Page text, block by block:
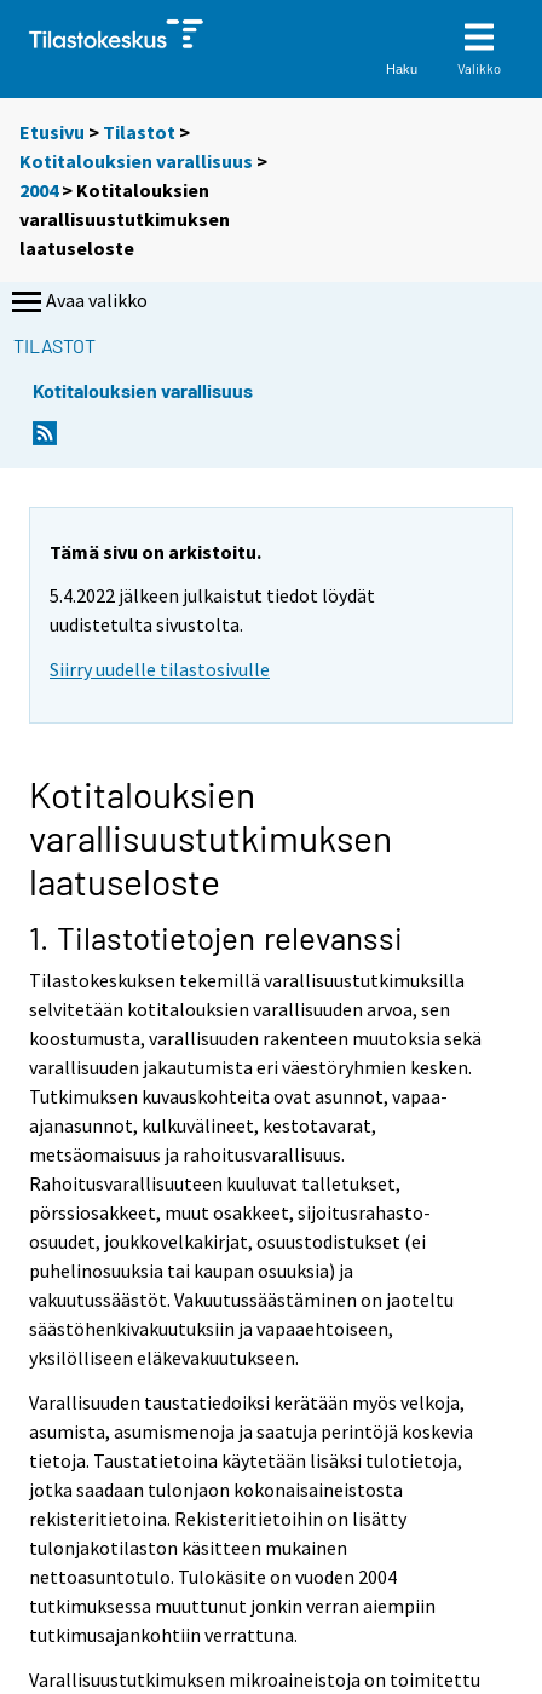
Haku Valikko
Etusivu > Tilastot >
Kotitalouksien varallisuus >
2004> Kotitalouksien
varallisuustutkimuksen
laatuseloste
Avaa valikko
TILASTOT
Kotitalouksien varallisuus
Tämä sivu on arkistoitu.
5.4.2022 jälkeen julkaistut tiedot löydät
uudistetulta sivustolta.
Siirry uudelle tilastosivulle
Kotitalouksien
varallisuustutkimuksen
laatuseloste
1. Tilastotietojen relevanssi
Tilastokeskuksen tekemillä varallisuustutkimuksilla
selvitetään kotitalouksien varallisuuden arvoa, sen
koostumusta, varallisuuden rakenteen muutoksia sekä
varallisuuden jakautumista eri väestöryhmien kesken.
Tutkimuksen kuvauskohteita ovat asunnot, vapaa-
ajanasunnot, kulkuvälineet, kestotavarat,
metsäomaisuus ja rahoitusvarallisuus.
Rahoitusvarallisuuteen kuuluvat talletukset,
pörssiosakkeet, muut osakkeet, sijoitusrahasto-
osuudet, joukkovelkakirjat, osuustodistukset (ei
puhelinosuuksia tai kaupan osuuksia) ja
vakuutussäästöt. Vakuutussäästäminen on jaoteltu
säästöhenkivakuutuksiin ja vapaaehtoiseen,
yksilölliseen eläkevakuutukseen.
Varallisuuden taustatiedoiksi kerätään myös velkoja,
asumista, asumismenoja ja saatuja perintöjä koskevia
tietoja. Taustatietoina käytetään lisäksi tulotietoja,
jotka saadaan tulonjaon kokonaisaineistosta
rekisteritietoina. Rekisteritietoihin on lisätty
tulonjakotilaston käsitteen mukainen
nettoasuntotulo. Tulokäsite on vuoden 2004
tutkimuksessa muuttunut jonkin verran aiempiin
tutkimusajankohtiin verrattuna.
Varallisuustutkimuksen mikroaineistoja on toimitettu